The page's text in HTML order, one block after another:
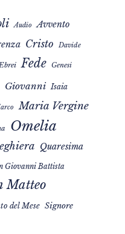
Audio Avvento
Cristo Davide
Fede Genesi
Giovanni Isaia
Maria Vergine
Omelia
Quaresima
Giovanni Battista
Matteo
del Mese Signore